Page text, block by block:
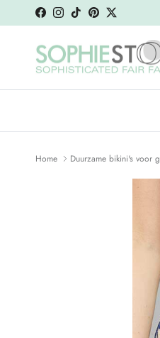
Ga naar inhoud
FacebookInstagram
TikTokPinterestTwitter
Home Duurzame bikini's voor